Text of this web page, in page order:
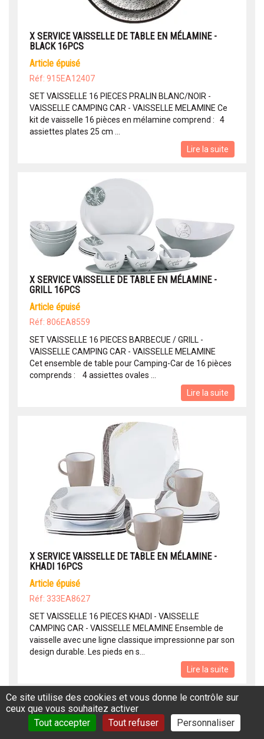
X SERVICE VAISSELLE DE TABLE EN MÉLAMINE -
BLACK 16PCS
article épuisé
Réf: 915EA12407
SET VAISSELLE 16 PIECES PRALIN BLANC/NOIR -
VAISSELLE CAMPING CAR - VAISSELLE MELAMINE Ce
kit de vaisselle 16 pièces en mélamine comprend : 4
assiettes plates 25 cm ...
Lire la suite
X SERVICE VAISSELLE DE TABLE EN MÉLAMINE -
GRILL 16PCS
article épuisé
Réf: 806EA8559
SET VAISSELLE 16 PIECES BARBECUE / GRILL -
VAISSELLE CAMPING CAR - VAISSELLE MELAMINE
Cet ensemble de table pour Camping-Car de 16 pièces
comprends : 4 assiettes ovales ...
Lire la suite
X SERVICE VAISSELLE DE TABLE EN MÉLAMINE -
KHADI 16PCS
article épuisé
Réf: 333EA8627
SET VAISSELLE 16 PIECES KHADI - VAISSELLE
CAMPING CAR - VAISSELLE MELAMINE Ensemble de
vaisselle avec une ligne classique impressionne par son
design durable. Les pieds en s...
Lire la suite
Ce site utilise des cookies et vous donne le contrôle sur
ceux que vous souhaitez activer
Tout accepter
Tout refuser Personnaliser